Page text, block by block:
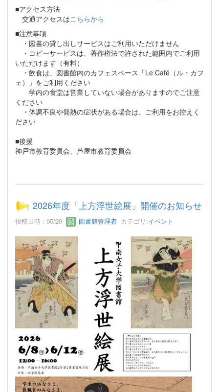
■アクセス方法
交通アクセスはこちらから
■注意事項
・図書の貸し出しサービスはご利用いただけません
・コピーサービスは、著作権法で許された範囲内でご利用
いただけます（有料）
・飲食は、図書館内のカフェスペース「Le Café（ル・カフ
ェ）」をご利用ください
学内の食堂は営業していない場合がありますのでご注意
ください
・体調不良や発熱の症状がある場合は、ご利用をお控えく
ださい
■後援
神戸市教育委員会、芦屋市教育委員会
2026年度「上方浮世絵展」開催のお知らせ
投稿日時 : 05/20 図書館管理者 カテゴリ:イベント